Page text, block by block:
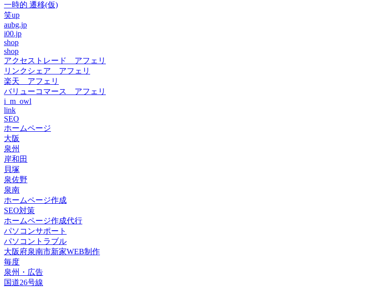
一時的 遷移(仮)
笑up
aubg.jp
i00.jp
shop
shop
アクセストレード アフェリ
リンクシェア アフェリ
楽天 アフェリ
バリューコマース アフェリ
i_m_owl
link
SEO
ホームページ
大阪
泉州
岸和田
貝塚
泉佐野
泉南
ホームページ作成
SEO対策
ホームページ作成代行
パソコンサポート
パソコントラブル
大阪府泉南市新家WEB制作
毎度
泉州・広告
国道26号線